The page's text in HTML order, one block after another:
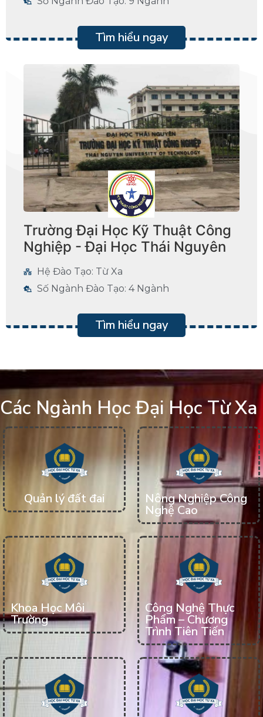
Tìm hiểu ngay
Trường Đại Học Kỹ Thuật Công
Nghiệp - Đại Học Thái Nguyên
Hệ Đào Tạo: Từ Xa
Số Ngành Đào Tạo: 4 Ngành
Tìm hiểu ngay
Các Ngành Học Đại Học Từ Xa
Quản lý đất đai Nông Nghiệp Công
Nghệ Cao
Khoa Học Môi
Trường
Công Nghệ Thực
Phẩm – Chương
Trình Tiên Tiến